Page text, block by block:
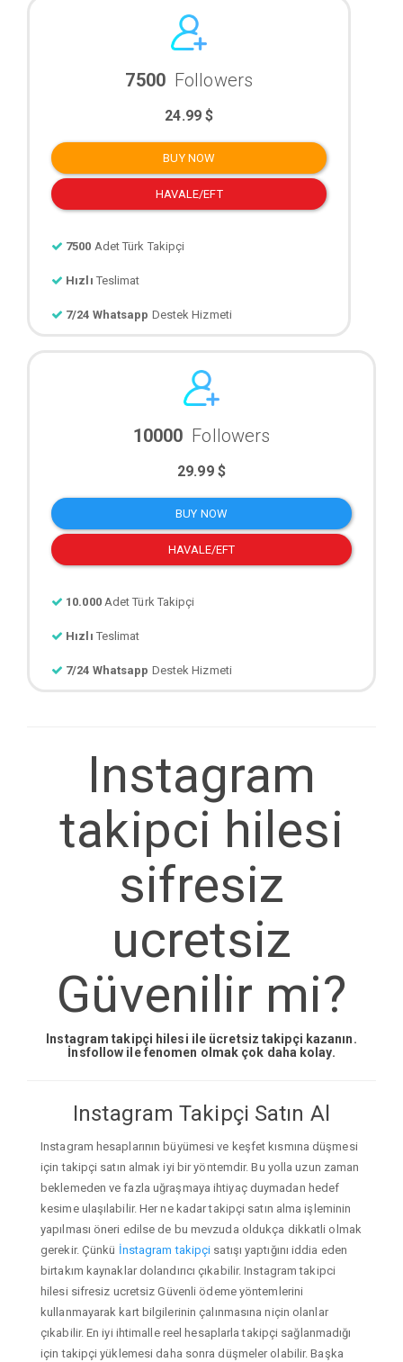
7500 Followers
24.99 $
BUY NOW
HAVALE/EFT
7500 Adet Türk Takipçi
Hızlı Teslimat
7/24 Whatsapp Destek Hizmeti
10000 Followers
29.99 $
BUY NOW
HAVALE/EFT
10.000 Adet Türk Takipçi
Hızlı Teslimat
7/24 Whatsapp Destek Hizmeti
Instagram
takipci hilesi
sifresiz
ucretsiz
Güvenilir mi?
Instagram takipçi hilesi ile ücretsiz takipçi kazanın.
İnsfollow ile fenomen olmak çok daha kolay.
Instagram Takipçi Satın Al
Instagram hesaplarının büyümesi ve keşfet kısmına düşmesi
için takipçi satın almak iyi bir yöntemdir. Bu yolla uzun zaman
beklemeden ve fazla uğraşmaya ihtiyaç duymadan hedef
kesime ulaşılabilir. Her ne kadar takipçi satın alma işleminin
yapılması öneri edilse de bu mevzuda oldukça dikkatli olmak
gerekir. Çünkü İnstagram takipçi satışı yaptığını iddia eden
birtakım kaynaklar dolandırıcı çıkabilir. Instagram takipci
hilesi sifresiz ucretsiz Güvenli ödeme yöntemlerini
kullanmayarak kart bilgilerinin çalınmasına niçin olanlar
çıkabilir. En iyi ihtimalle reel hesaplarla takipçi sağlanmadığı
için takipçi yüklemesi daha sonra düşmeler olabilir. Başka